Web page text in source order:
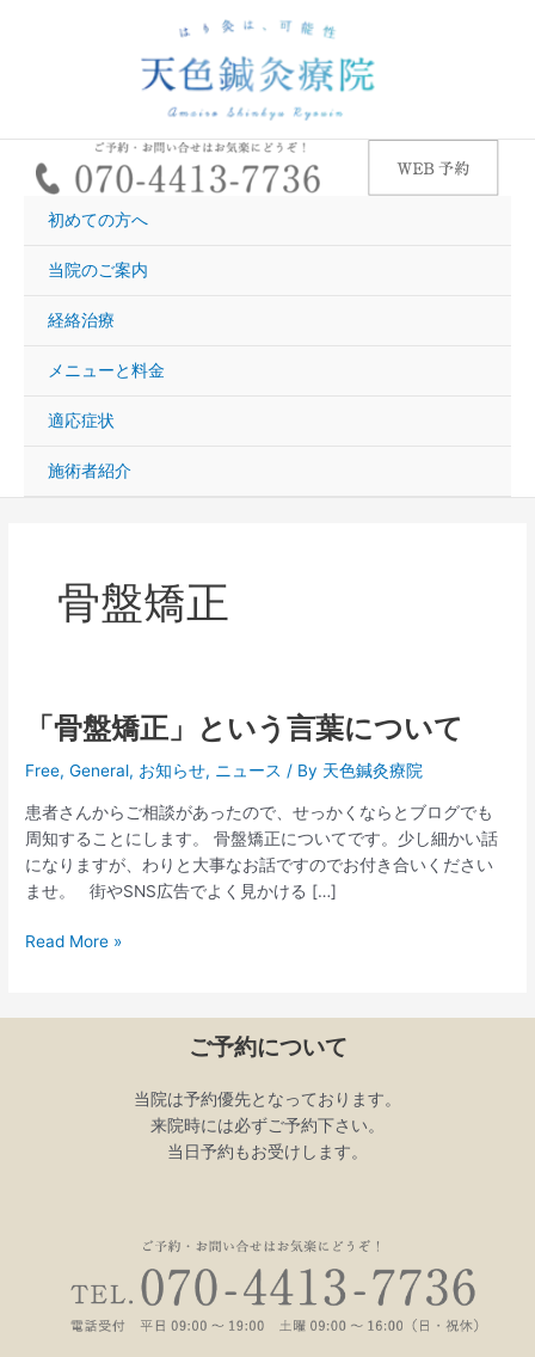
ッ
初めての方へ
当院のご案内
経絡治療
メニューと料金
適応症状
施術者紹介
骨盤矯正
「骨盤矯正」という言葉について
Free,General, お知らせ, ニュース / By 天色鍼灸療院
患者さんからご相談があったので、せっかくならとブログでも
周知することにします。 骨盤矯正についてです。少し細かい話
になりますが、わりと大事なお話ですのでお付き合いください
ませ。 街やSNS広告でよく見かける […]
「骨
矯
正」
と
い
う
葉
Read More »
ご予約について
当院は予約優先となっております。
来院時には必ずご予約下さい。
当日予約もお受けします。